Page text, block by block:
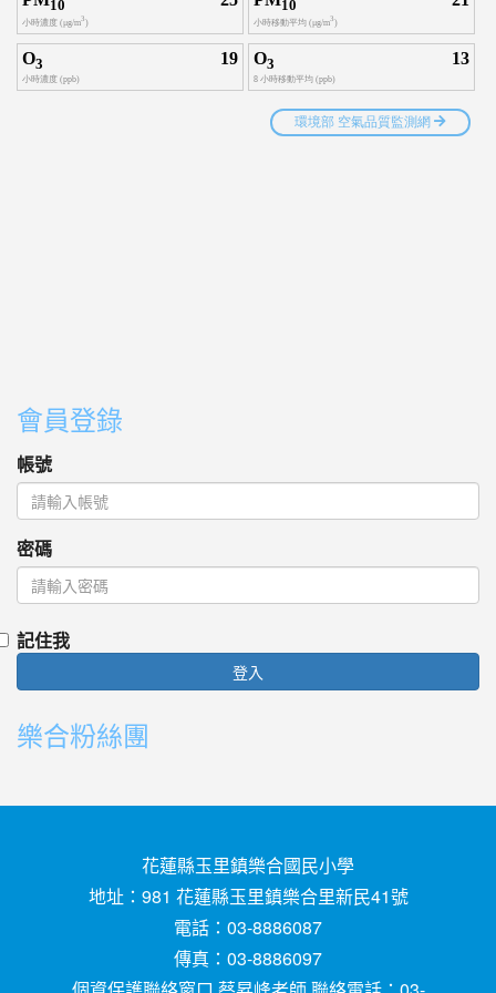
會員登錄
帳號
密碼
記住我
登入
樂合粉絲團
花蓮縣玉里鎮樂合國民小學
地址：981 花蓮縣玉里鎮樂合里新民41號
電話：03-8886087
傳真：03-8886097